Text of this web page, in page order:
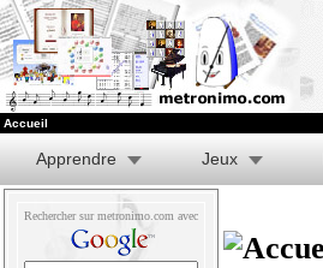
Accueil
Apprendre Jeux
Rechercher sur metronimo.com avec